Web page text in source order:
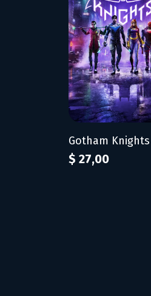
Gotham Knights
$ 27,00